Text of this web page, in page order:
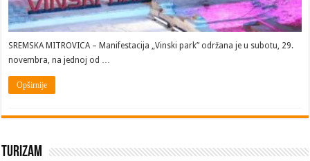
SREMSKA MITROVICA – Manifestacija „Vinski park” održana je u subotu, 29.
novembra, na jednoj od …
Opširnije
Turizam